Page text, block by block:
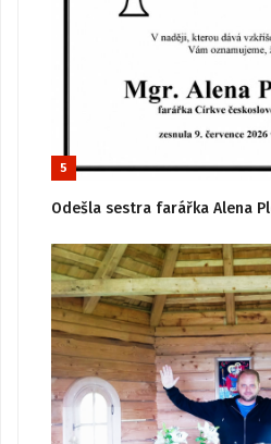
5
Odešla sestra farářka Alena